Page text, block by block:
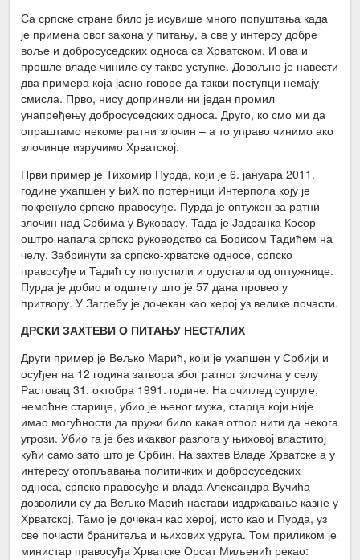
Са српске стране било је исувише много попуштања када
је примена овог закона у питању, а све у интерсу добре
воље и добросуседских односа са Хрватском. И ова и
прошле владе чиниле су такве уступке. Довољно је навести
два примера која јасно говоре да такви поступци немају
смисла. Прво, нису допринели ни један промил
унапређењу добросуседских односа. Друго, ко смо ми да
опраштамо некоме ратни злочин – а то управо чинимо ако
злочинце изручимо Хрватској.
Први пример је Тихомир Пурда, који је 6. јануара 2011.
године ухапшен у БиХ по потерници Интерпола коју је
покренуло српско правосуђе. Пурда је оптужен за ратни
злочин над Србима у Вуковару. Тада је Јадранка Косор
оштро напала српско руководство са Борисом Тадићем на
челу. Забринути за српско-хрватске односе, српско
правосуђе и Тадић су попустили и одустали од оптужнице.
Пурда је добио и одштету што је 57 дана провео у
притвору. У Загребу је дочекан као херој уз велике почасти.
ДРСКИ ЗАХТЕВИ О ПИТАЊУ НЕСТАЛИХ
Други пример је Вељко Марић, који је ухапшен у Србији и
осуђен на 12 година затвора због ратног злочина у селу
Растовац 31. октобра 1991. године. На очиглед супруге,
немоћне старице, убио је њеног мужа, старца који није
имао могућности да пружи било какав отпор нити да некога
угрози. Убио га је без икаквог разлога у њиховој властитој
кући само зато што је Србин. На захтев Владе Хрватске а у
интересу отопљавања политичких и добросуседских
односа, српско правосуђе и влада Александра Вучића
дозволили су да Вељко Марић настави издржавање казне у
Хрватској. Тамо је дочекан као херој, исто као и Пурда, уз
све почасти бранитеља и њихових удруга. Том приликом је
министар правосуђа Хрватске Орсат Миљенић рекао: